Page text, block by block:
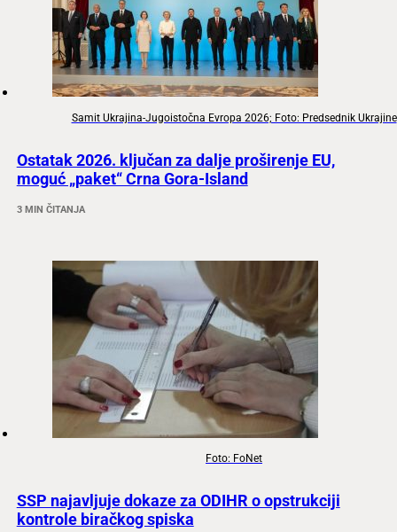
Samit Ukrajina-Jugoistočna Evropa 2026; Foto: Predsednik Ukrajine
Ostatak 2026. ključan za dalje proširenje EU,
moguć „paket“ Crna Gora-Island
3 MIN ČITANJA
Foto: FoNet
SSP najavljuje dokaze za ODIHR o opstrukciji
kontrole biračkog spiska